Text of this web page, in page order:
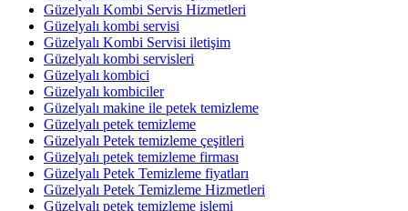
Güzelyalı Kombi Servis Hizmetleri
Güzelyalı kombi servisi
Güzelyalı Kombi Servisi iletişim
Güzelyalı kombi servisleri
Güzelyalı kombici
Güzelyalı kombiciler
Güzelyalı makine ile petek temizleme
Güzelyalı petek temizleme
Güzelyalı Petek temizleme çeşitleri
Güzelyalı petek temizleme firması
Güzelyalı Petek Temizleme fiyatları
Güzelyalı Petek Temizleme Hizmetleri
Güzelyalı petek temizleme işlemi